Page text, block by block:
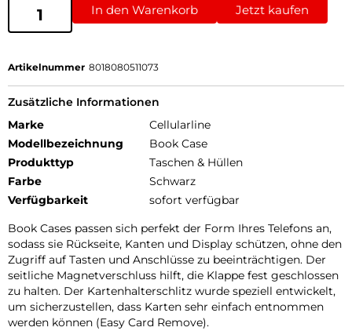
In den Warenkorb Jetzt kaufen
Artikelnummer 8018080511073
Zusätzliche Informationen
Marke
Cellularline
Modellbezeichnung
Book Case
Produkttyp
Taschen & Hüllen
Farbe
Schwarz
Verfügbarkeit
sofort verfügbar
Book Cases passen sich perfekt der Form Ihres Telefons an,
sodass sie Rückseite, Kanten und Display schützen, ohne den
Zugriff auf Tasten und Anschlüsse zu beeinträchtigen. Der
seitliche Magnetverschluss hilft, die Klappe fest geschlossen
zu halten. Der Kartenhalterschlitz wurde speziell entwickelt,
um sicherzustellen, dass Karten sehr einfach entnommen
werden können (Easy Card Remove).